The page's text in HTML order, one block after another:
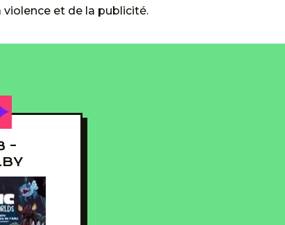
et de la publicité.
-